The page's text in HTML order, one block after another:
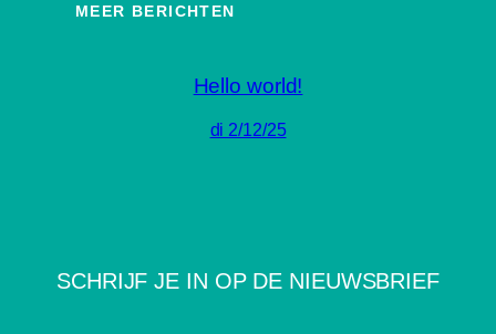
MEER BERICHTEN
Hello world!
di 2/12/25
SCHRIJF JE IN OP DE NIEUWSBRIEF